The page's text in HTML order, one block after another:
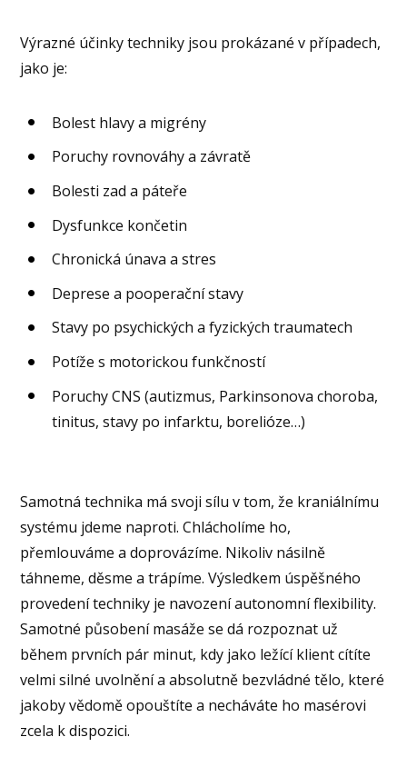
Výrazné účinky techniky jsou prokázané v případech,
jako je:
Bolest hlavy a migrény
Poruchy rovnováhy a závratě
Bolesti zad a páteře
Dysfunkce končetin
Chronická únava a stres
Deprese a pooperační stavy
Stavy po psychických a fyzických traumatech
Potíže s motorickou funkčností
Poruchy CNS (autizmus, Parkinsonova choroba,
tinitus, stavy po infarktu, borelióze…)
Samotná technika má svoji sílu v tom, že kraniálnímu
systému jdeme naproti. Chlácholíme ho,
přemlouváme a doprovázíme. Nikoliv násilně
táhneme, děsme a trápíme. Výsledkem úspěšného
provedení techniky je navození autonomní flexibility.
Samotné působení masáže se dá rozpoznat už
během prvních pár minut, kdy jako ležící klient cítíte
velmi silné uvolnění a absolutně bezvládné tělo, které
jakoby vědomě opouštíte a necháváte ho masérovi
zcela k dispozici.